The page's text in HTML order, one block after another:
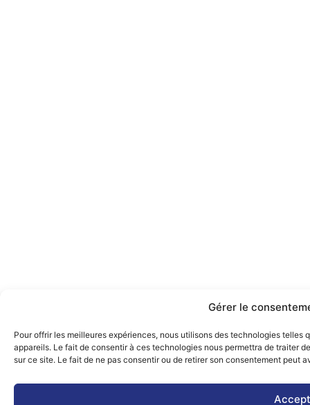
Gérer le
Pour offrir les meilleures expériences, nous utilisons des technologies
appareils. Le fait de consentir à ces technologies nous permettra de traiter
sur ce site. Le fait de ne pas consentir ou de retirer son consentement